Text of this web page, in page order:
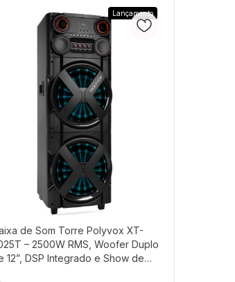
Lançamento
de Som Torre Polyvox XT-
– 2500W RMS, Woofer Duplo
12”, DSP Integrado e Show de